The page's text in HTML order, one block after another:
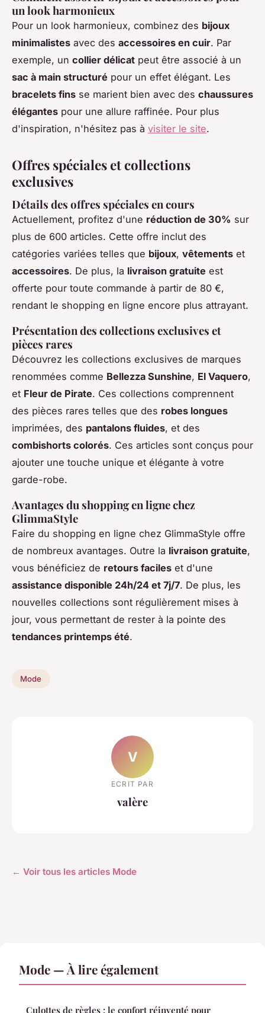
un look harmonieux
Pour un look harmonieux, combinez des bijoux
minimalistes avec des accessoires en cuir. Par
exemple, un collier délicat peut être associé à un
sac à main structuré pour un effet élégant. Les
bracelets fins se marient bien avec des chaussures
élégantes pour une allure raffinée. Pour plus
d'inspiration, n'hésitez pas à visiter le site.
Offres spéciales et collections
exclusives
Détails des offres spéciales en cours
Actuellement, profitez d'une réduction de 30% sur
plus de 600 articles. Cette offre inclut des
catégories variées telles que bijoux, vêtements et
accessoires. De plus, la livraison gratuite est
offerte pour toute commande à partir de 80 €,
rendant le shopping en ligne encore plus attrayant.
Présentation des collections exclusives et
pièces rares
Découvrez les collections exclusives de marques
renommées comme Bellezza Sunshine, El Vaquero,
et Fleur de Pirate. Ces collections comprennent
des pièces rares telles que des robes longues
imprimées, des pantalons fluides, et des
combishorts colorés. Ces articles sont conçus pour
ajouter une touche unique et élégante à votre
garde-robe.
Avantages du shopping en ligne chez
GlimmaStyle
Faire du shopping en ligne chez GlimmaStyle offre
de nombreux avantages. Outre la livraison gratuite,
vous bénéficiez de retours faciles et d'une
assistance disponible 24h/24 et 7j/7. De plus, les
nouvelles collections sont régulièrement mises à
jour, vous permettant de rester à la pointe des
tendances printemps été.
Mode
V
ECRIT PAR
valère
← Voir tous les articles Mode
Mode — À lire également
Culottes de règles : le confort réinventé pour